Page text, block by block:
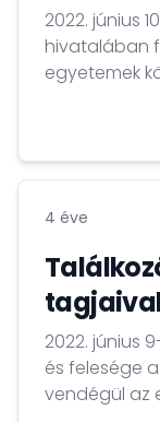
2022. június
hivatalában
egyetemek
Általános
Póka Róbert
Egyetem
részéről. A
4 éve
2022. június
és felesége
vendégül az